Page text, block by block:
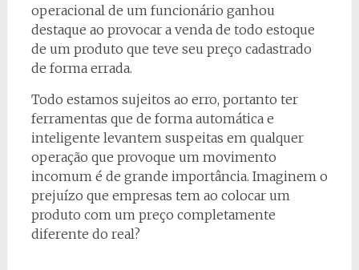
operacional de um funcionário ganhou
destaque ao provocar a venda de todo estoque
de um produto que teve seu preço cadastrado
de forma errada.
Todo estamos sujeitos ao erro, portanto ter
ferramentas que de forma automática e
inteligente levantem suspeitas em qualquer
operação que provoque um movimento
incomum é de grande importância. Imaginem o
prejuízo que empresas tem ao colocar um
produto com um preço completamente
diferente do real?